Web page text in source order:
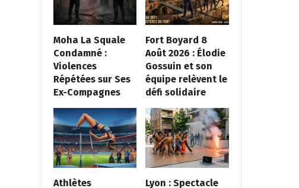
Moha La Squale
Condamné :
Violences
Répétées sur Ses
Ex-Compagnes
Fort Boyard 8
Août 2026 : Élodie
Gossuin et son
équipe relèvent le
défi solidaire
Athlètes
Lyon : Spectacle